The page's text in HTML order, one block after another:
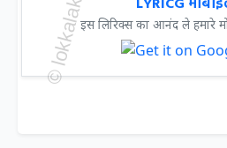
इस लिरिक्स का आनंद ले हमारे